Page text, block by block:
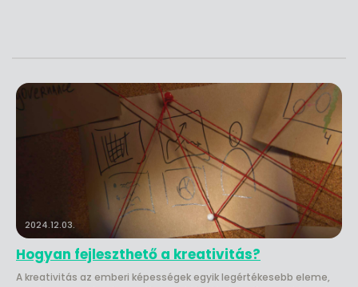
2024.12.03.
Hogyan fejleszthető a kreativitás?
A kreativitás az emberi képességek egyik legértékesebb eleme,